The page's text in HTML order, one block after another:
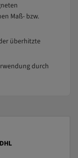
Maß- bzw.
überhitzte
durch